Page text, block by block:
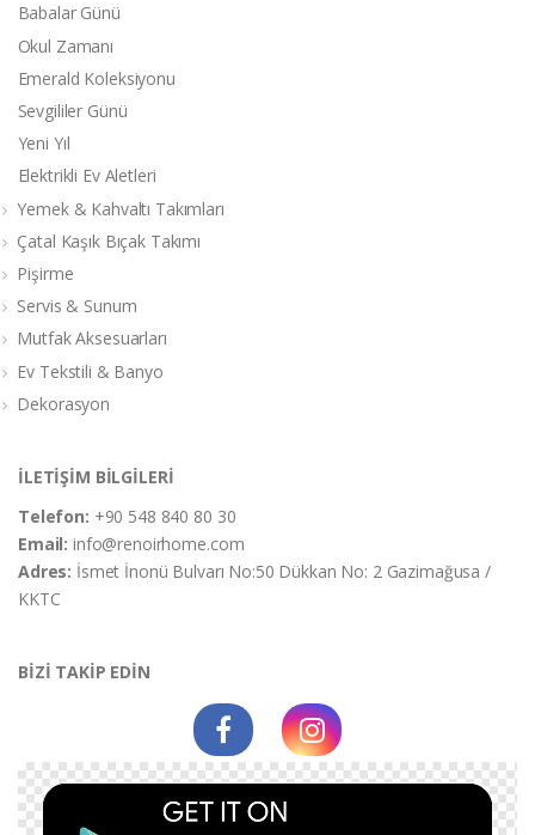
Babalar Günü
Okul Zamanı
Emerald Koleksiyonu
Sevgililer Günü
Yeni Yıl
Elektrikli Ev Aletleri
Yemek & Kahvaltı Takımları
Çatal Kaşık Bıçak Takımı
Pişirme
Servis & Sunum
Mutfak Aksesuarları
Ev Tekstili & Banyo
Dekorasyon
İLETİŞİM BİLGİLERİ
Telefon: +90 548 840 80 30
Email:info@renoirhome.com
Adres: İsmet İnonü Bulvarı No:50 Dükkan No: 2 Gazimağusa /
KKTC
BİZİ TAKİP EDİN